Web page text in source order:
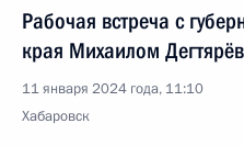
Рабочая встреча с
края Михаилом
11 января 2024 года, 11:10
Хабаровск